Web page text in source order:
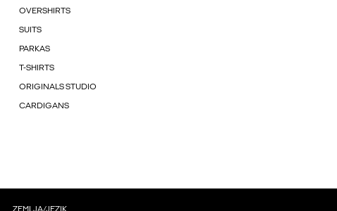
OVERSHIRTS
SUITS
PARKAS
T-SHIRTS
ORIGINALS STUDIO
CARDIGANS